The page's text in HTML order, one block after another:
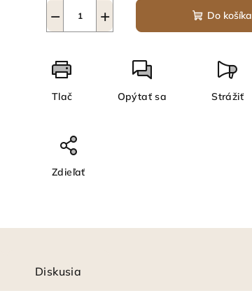
+
− Do košíka
Tlač Opýtať sa Strážiť
Zdieľať
Diskusia